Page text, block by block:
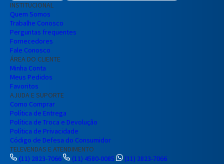
INSTITUCIONAL
Quem Somos
Trabalhe Conosco
Perguntas frequentes
Fornecedores
Fale Conosco
ÁREA DO CLIENTE
Minha Conta
Meus Pedidos
Favoritos
AJUDA E SUPORTE
Como Comprar
Política de Entrega
Política de Troca e Devolução
Política de Privacidade
Código de Defesa do Consumidor
TELEVENDAS E ATENDIMENTO
(11) 2823-7066
(11) 4580-0085
(11) 2823-7066